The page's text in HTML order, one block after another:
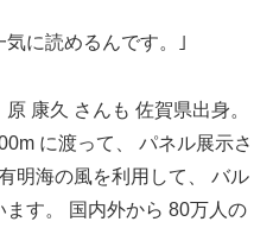
に読めるんです。｣
康久 さんも 佐賀県出身。
に渡って、 パネル展示さ
明海の風を利用して、 バル
す。 国内外から 80万人の